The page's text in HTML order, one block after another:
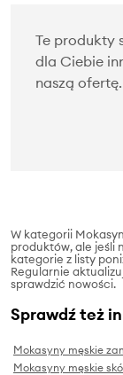
Te produkty
dla Ciebie
naszą ofertę.
W kategorii
produktów, ale jeśli
kategorie z listy
Regularnie
sprawdzić nowości.
Sprawdź też
Mokasyny męskie
Mokasyny męskie